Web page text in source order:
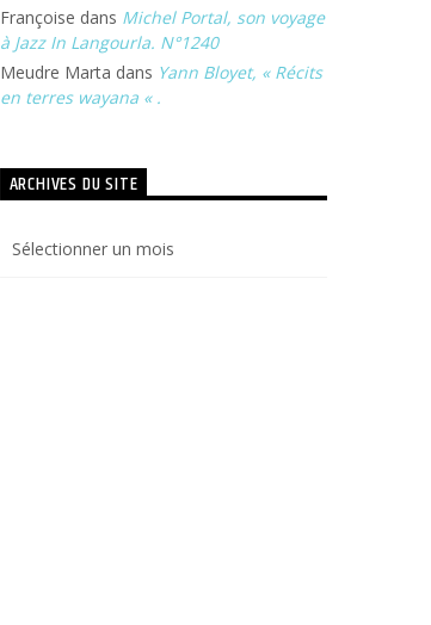
Françoise dans Michel Portal, son voyage
à Jazz In Langourla. N°1240
Meudre Marta dans Yann Bloyet, « Récits
en terres wayana « .
ARCHIVES DU SITE
du